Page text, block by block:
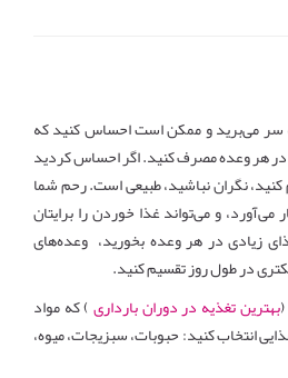
32 بارداری به سر می‌برید و ممکن است احساس کنید که
در هر وعده مصرف کنید. اگر احساس کردید
کنید، نگران نباشید، طبیعی است. رحم شما
و می‌‌تواند غذا خوردن را برایتان
زیادی در هر وعده بخورید، وعده‌‌های
در طول روز تقسیم کنید.
بهترین تغذیه در دوران بارداری ) که مواد
5 گروه مواد غذایی انتخاب کنید: حبوبات، سبزیجات، میوه،